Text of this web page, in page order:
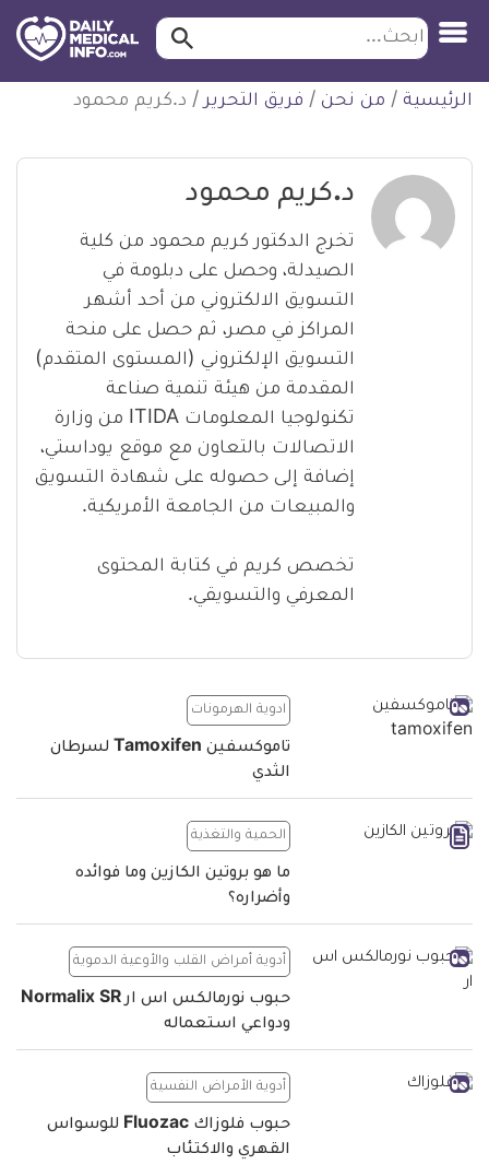
التخطي
للمحتوى
طبية
ابحث ابحث…
الرئيسية / من نحن / فريق التحرير/ د.كريم محمود
د.كريم محمود
تخرج الدكتور كريم محمود من كلية
الصيدلة، وحصل على دبلومة في
التسويق الالكتروني من أحد أشهر
المراكز في مصر، ثم حصل على منحة
التسويق الإلكتروني (المستوى المتقدم)
المقدمة من هيئة تنمية صناعة
تكنولوجيا المعلومات ITIDA من وزارة
الاتصالات بالتعاون مع موقع يوداستي،
إضافة إلى حصوله على شهادة التسويق
والمبيعات من الجامعة الأمريكية.
تخصص كريم في كتابة المحتوى
المعرفي والتسويقي.
ادوية الهرمونات
تاموكسفين Tamoxifen لسرطان
الثدي
الحمية والتغذية
ما هو بروتين الكازين وما فوائده
وأضراره؟
أدوية أمراض القلب والأوعية الدموية
حبوب نورمالكس اس ار Normalix SR
ودواعي استعماله
أدوية الأمراض النفسية
حبوب فلوزاك Fluozac للوسواس
القهري والاكتئاب